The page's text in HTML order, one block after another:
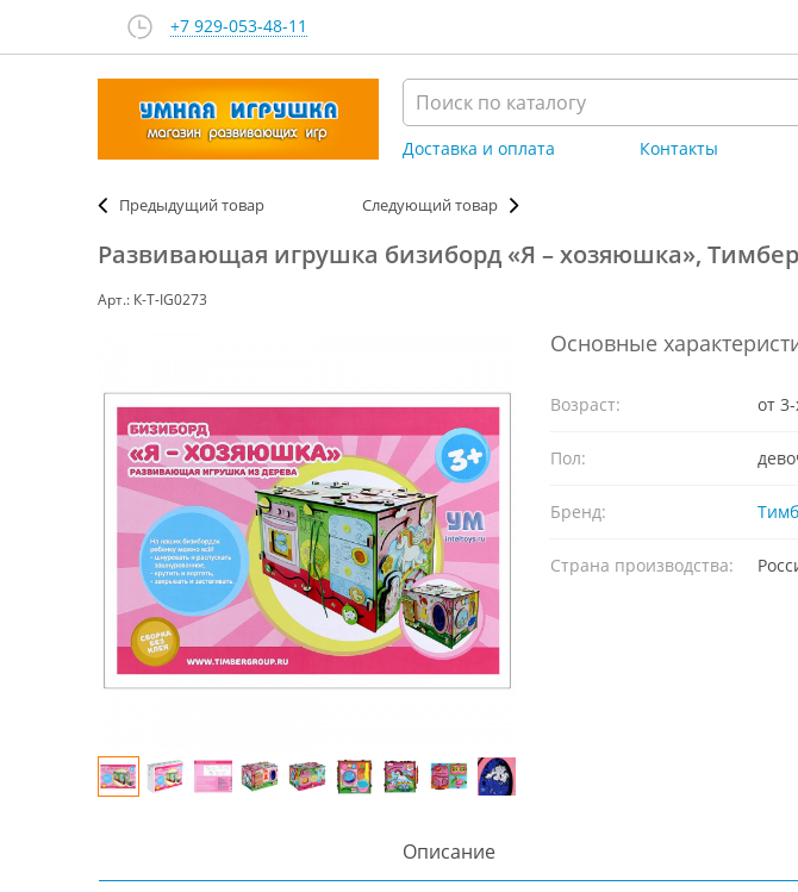
+7 929-053-48-11
Доставка и оплата Контакты
Предыдущий товар Следующий товар
Арт.: К-Т-IG0273
Развивающая игрушка бизиборд «Я – хозяюшка»,
Основные
Возраст: от
Пол:
Бренд:
Страна производства:
Описание